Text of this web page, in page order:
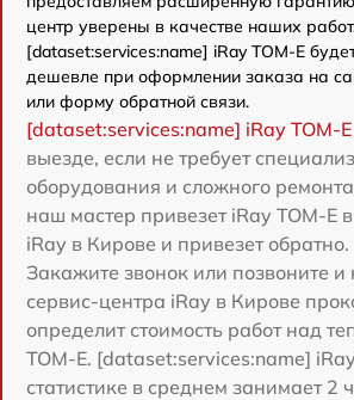
центр уверены в качестве наших
[dataset:services:name] iRay TOM-E
дешевле при оформлении заказа на
или форму обратной связи.
[dataset:services:name] iRay TOM-E
выезде, если не требует
оборудования и сложного
наш мастер привезет iRay TOM-E
iRay в Кирове и привезет обратно.
Закажите звонок или позвоните
сервис-центра iRay в Кирове
определит стоимость работ над
TOM-E. [dataset:services:name]
статистике в среднем занимает 2